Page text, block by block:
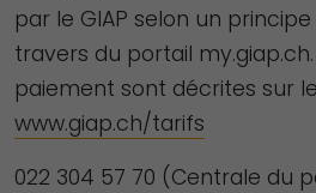
par le GIAP selon un
travers du portail
paiement sont décrites sur
www.giap.ch/tarifs
022 304 57 70 (Centrale du